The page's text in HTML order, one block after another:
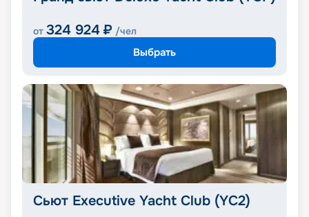
от 324 924 ₽ /чел
Выбрать
Сьют Executive Yacht Club (YC2)